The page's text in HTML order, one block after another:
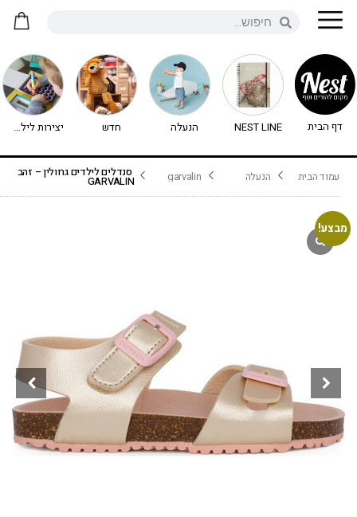
דף הבית NEST LINE הנעלה חדש יצירות לילדים - יצירה לילדים
עמוד הבית הנעלה garvalin סנדלים לילדים גרוולין – זהב
GARVALIN
מבצע!